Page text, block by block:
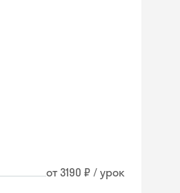
от 3190 ₽ / урок